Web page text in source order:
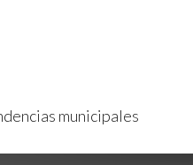
municipales